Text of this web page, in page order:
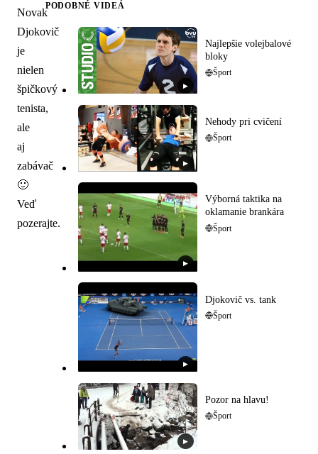
Novak
Djokovič
je
nielen
špičkový
tenista,
ale
aj
zabávač
🙂
Veď
pozerajte.
PODOBNÉ VIDEÁ
▶
Najlepšie volejbalové
bloky
Šport
▶
Nehody pri cvičení
Šport
▶
Výborná taktika na
oklamanie brankára
Šport
▶
Djokovič vs. tank
Šport
▶
Pozor na hlavu!
Šport